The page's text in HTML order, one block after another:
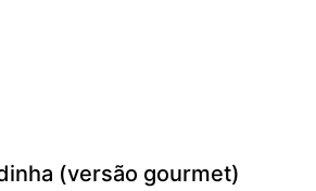
(versão gourmet)